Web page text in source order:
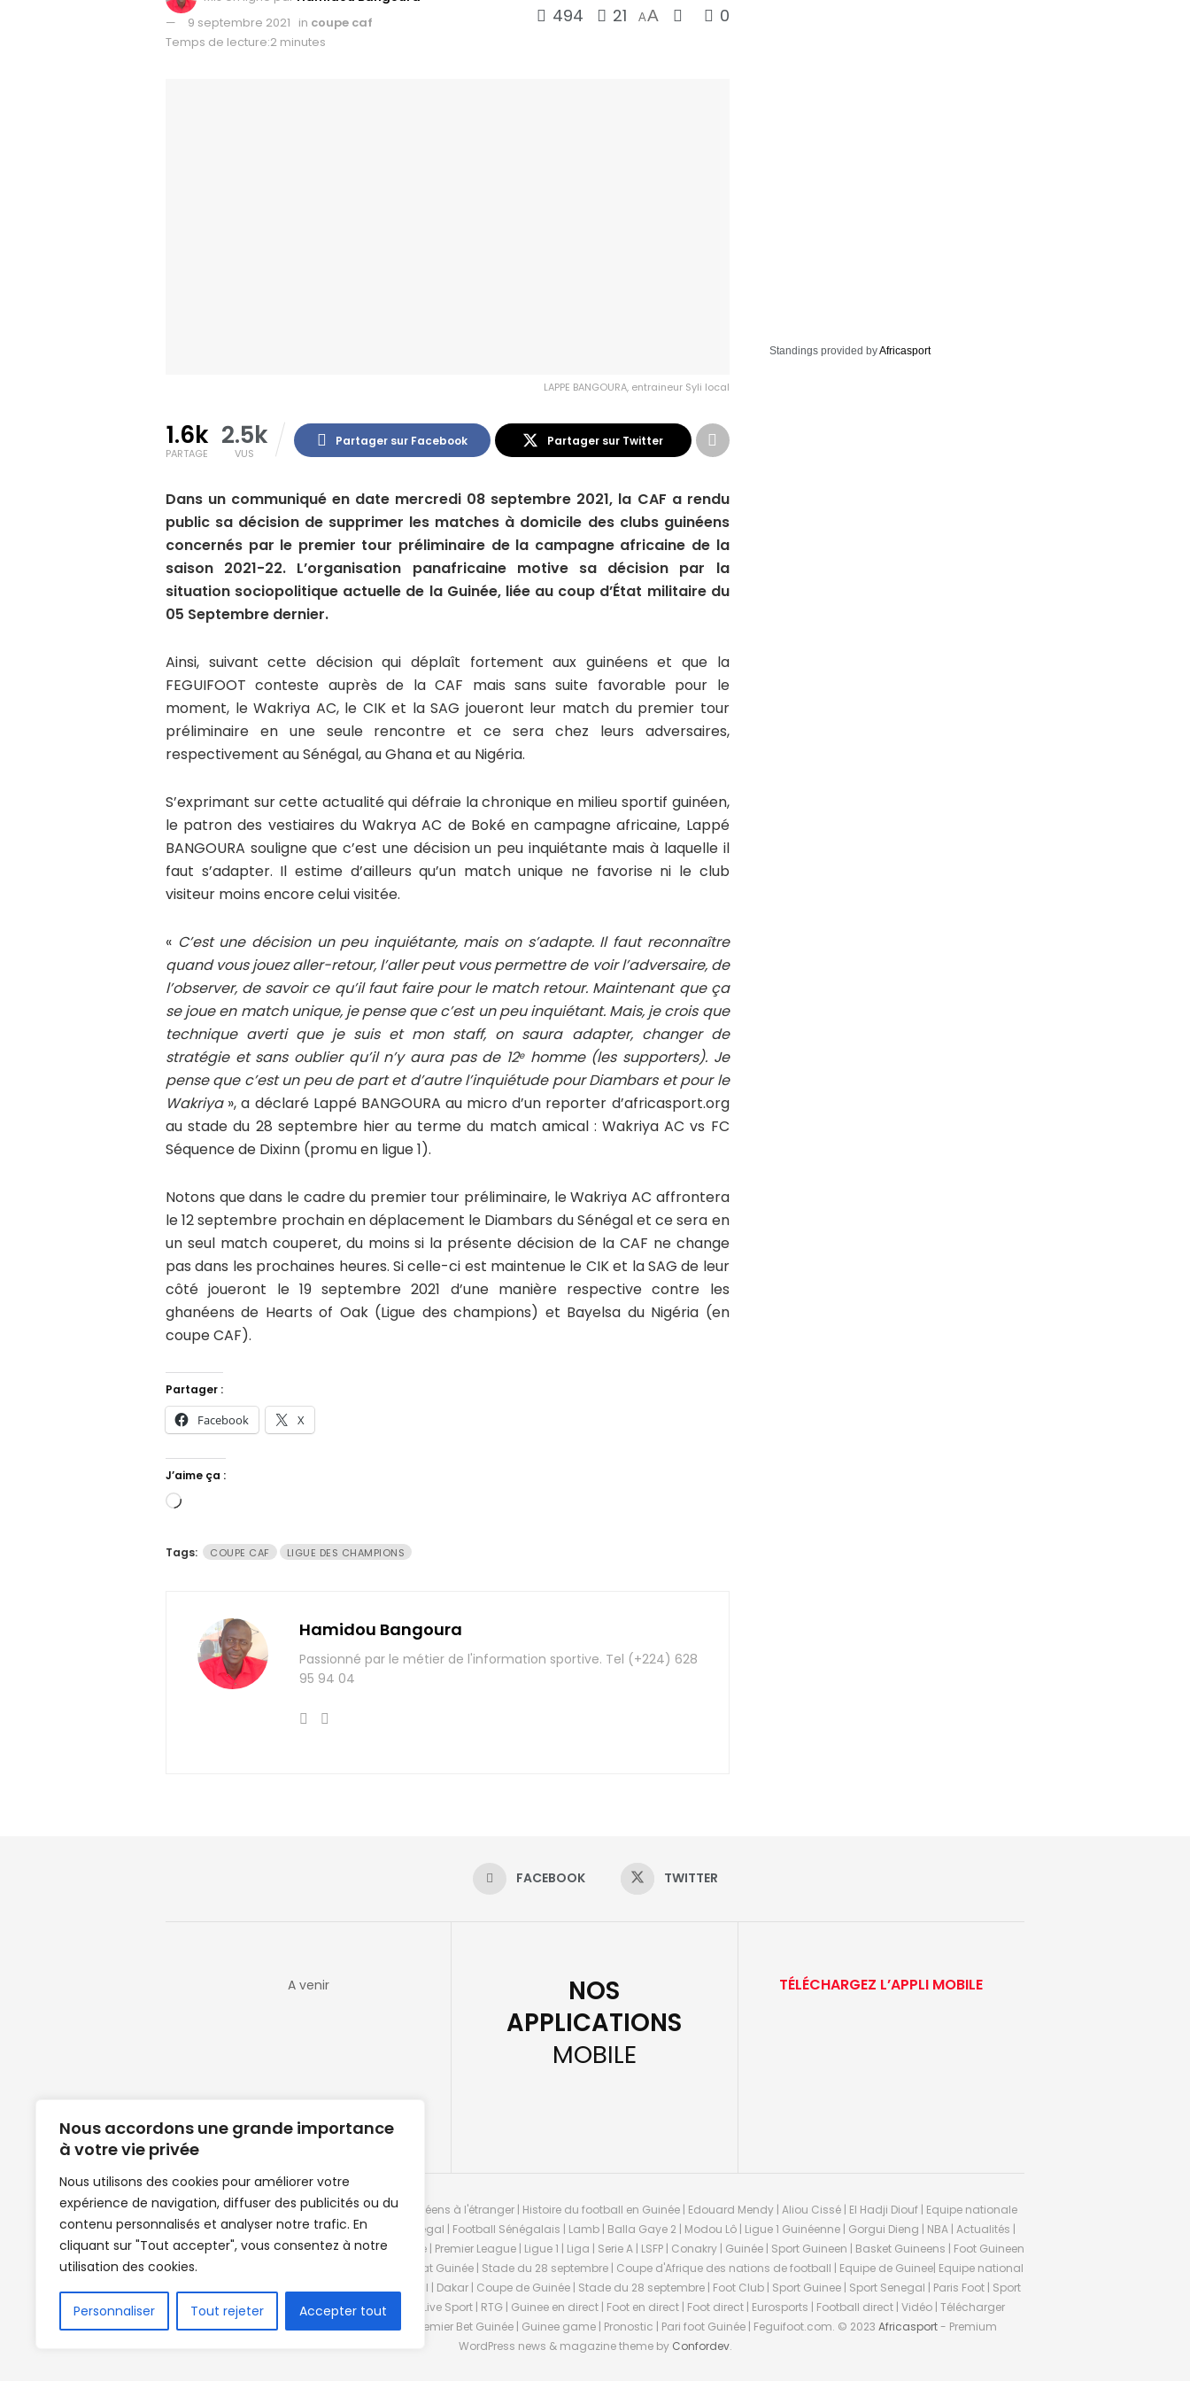
Nous accordons une grande importance
à votre vie privée
Nous utilisons des cookies pour améliorer votre
expérience de navigation, diffuser des publicités ou du
contenu personnalisés et analyser notre trafic. En
cliquant sur "Tout accepter", vous consentez à notre
utilisation des cookies.
Personnaliser Tout rejeter Accepter tout
9 septembre 2021 in coupe caf
Temps de lecture:2 minutes
494 21 AA 0
LAPPE BANGOURA, entraineur Syli local
1.6k
PARTAGE
2.5k
VUS
Partager sur Facebook Partager sur Twitter
Dans un communiqué en date mercredi 08 septembre 2021, la CAF a rendu
public sa décision de supprimer les matches à domicile des clubs guinéens
concernés par le premier tour préliminaire de la campagne africaine de la
saison 2021-22. L’organisation panafricaine motive sa décision par la
situation sociopolitique actuelle de la Guinée, liée au coup d’État militaire du
05 Septembre dernier.
Ainsi, suivant cette décision qui déplaît fortement aux guinéens et que la
FEGUIFOOT conteste auprès de la CAF mais sans suite favorable pour le
moment, le Wakriya AC, le CIK et la SAG joueront leur match du premier tour
préliminaire en une seule rencontre et ce sera chez leurs adversaires,
respectivement au Sénégal, au Ghana et au Nigéria.
S’exprimant sur cette actualité qui défraie la chronique en milieu sportif guinéen,
le patron des vestiaires du Wakrya AC de Boké en campagne africaine, Lappé
BANGOURA souligne que c’est une décision un peu inquiétante mais à laquelle il
faut s’adapter. Il estime d’ailleurs qu’un match unique ne favorise ni le club
visiteur moins encore celui visitée.
« C’est une décision un peu inquiétante, mais on s’adapte. Il faut reconnaître
quand vous jouez aller-retour, l’aller peut vous permettre de voir l’adversaire, de
l’observer, de savoir ce qu’il faut faire pour le match retour. Maintenant que ça
se joue en match unique, je pense que c’est un peu inquiétant. Mais, je crois que
technique averti que je suis et mon staff, on saura adapter, changer de
stratégie et sans oublier qu’il n’y aura pas de 12ehomme (les supporters). Je
pense que c’est un peu de part et d’autre l’inquiétude pour Diambars et pour le
Wakriya », a déclaré Lappé BANGOURA au micro d’un reporter d’africasport.org
au stade du 28 septembre hier au terme du match amical : Wakriya AC vs FC
Séquence de Dixinn (promu en ligue 1).
Notons que dans le cadre du premier tour préliminaire, le Wakriya AC affrontera
le 12 septembre prochain en déplacement le Diambars du Sénégal et ce sera en
un seul match couperet, du moins si la présente décision de la CAF ne change
pas dans les prochaines heures. Si celle-ci est maintenue le CIK et la SAG de leur
côté joueront le 19 septembre 2021 d’une manière respective contre les
ghanéens de Hearts of Oak (Ligue des champions) et Bayelsa du Nigéria (en
coupe CAF).
Partager :
Facebook X
J’aime ça :
Chargement…
Tags: COUPE CAF LIGUE DES CHAMPIONS
Hamidou Bangoura
Passionné par le métier de l'information sportive. Tel (+224) 628
95 94 04
Standings provided byAfricasport
FACEBOOK TWITTER
A venir
NOS
APPLICATIONS
MOBILE
TÉLÉCHARGEZ L’APPLI MOBILE
Clubs de football en Guinée | Footballeurs guinéens à l'étranger | Histoire du football en Guinée | Edouard Mendy | Aliou Cissé | El Hadji Diouf | Equipe nationale
de Guinée de football | Mercato | Lions du Sénégal | Football Sénégalais | Lamb | Balla Gaye 2 | Modou Lô | Ligue 1 Guinéenne | Gorgui Dieng | NBA | Actualités |
News | Match en direct | But | Actualité au Guinée | Premier League | Ligue 1 | Liga | Serie A | LSFP | Conakry | Guinée | Sport Guineen | Basket Guineens | Foot Guineen
| Handball Guinee | Match Guinee | Championnat Guinée | Stade du 28 septembre | Coupe d'Afrique des nations de football | Equipe de Guinee| Equipe national
de Guinée | Senegal Equipe | Guinée | Le Senegal | Dakar | Coupe de Guinée | Stade du 28 septembre | Foot Club | Sport Guinee | Sport Senegal | Paris Foot | Sport
en direct | Boxe | Sénégal Dakar | La Guinée | Live Sport | RTG | Guinee en direct | Foot en direct | Foot direct | Eurosports | Football direct | Vidéo | Télécharger
Africasport | Clubs de football guinéens | Premier Bet Guinée | Guinee game | Pronostic | Pari foot Guinée | Feguifoot.com. © 2023 Africasport- Premium
WordPress news & magazine theme by Confordev.